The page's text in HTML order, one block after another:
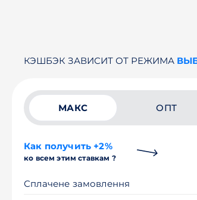
КЭШБЭК ЗАВИСИТ ОТ РЕЖИМА
МАКС ОПТ
Как получить +2%
ко всем этим ставкам ?
Сплачене замовлення